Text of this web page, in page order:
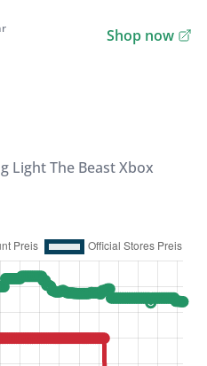
Shop now
Light The Beast Xbox